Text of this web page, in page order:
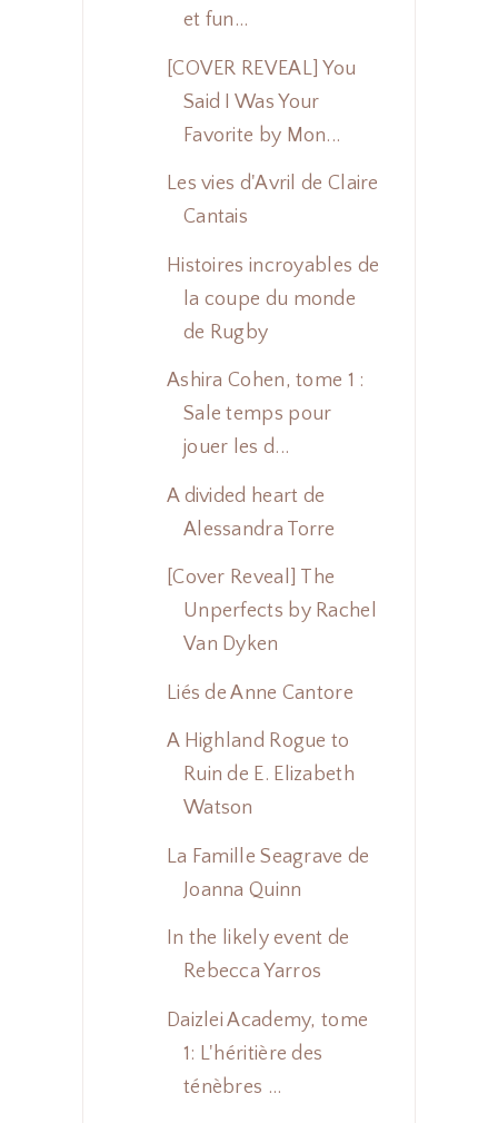
et fun...
[COVER REVEAL] You
Said I Was Your
Favorite by Mon...
Les vies d'Avril de Claire
Cantais
Histoires incroyables de
la coupe du monde
de Rugby
Ashira Cohen, tome 1 :
Sale temps pour
jouer les d...
A divided heart de
Alessandra Torre
[Cover Reveal] The
Unperfects by Rachel
Van Dyken
Liés de Anne Cantore
A Highland Rogue to
Ruin de E. Elizabeth
Watson
La Famille Seagrave de
Joanna Quinn
In the likely event de
Rebecca Yarros
Daizlei Academy, tome
1: L'héritière des
ténèbres ...